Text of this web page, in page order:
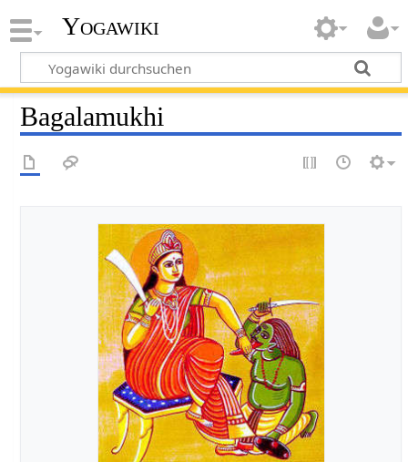
Yogawiki
Bagalamukhi